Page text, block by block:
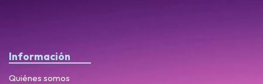
Información
Quiénes somos